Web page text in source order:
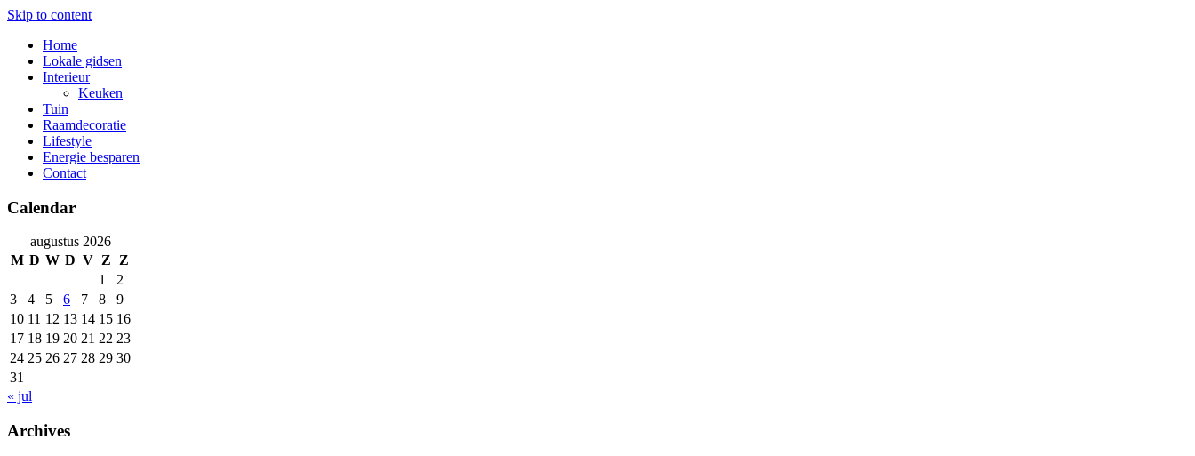
Skip to content
Home
Lokale gidsen
Interieur
Keuken
Tuin
Raamdecoratie
Lifestyle
Energie besparen
Contact
Calendar
augustus 2026
M D W D V Z Z
1
2
3
4 5 6 7 8
9
10 11 12 13 14 15 16
17 18 19 20 21 22 23
24 25 26 27 28 29 30
31
« jul
Archives